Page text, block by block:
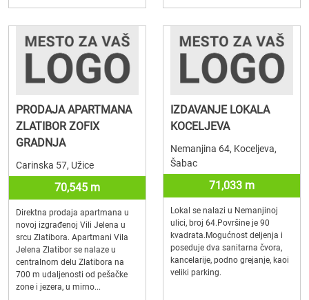
PRODAJA APARTMANA
ZLATIBOR ZOFIX
GRADNJA
Carinska 57, Užice
70,545 m
Direktna prodaja apartmana u
novoj izgrađenoj Vili Jelena u
srcu Zlatibora. Apartmani Vila
Jelena Zlatibor se nalaze u
centralnom delu Zlatibora na
700 m udaljenosti od pešačke
zone i jezera, u mirno...
IZDAVANJE LOKALA
KOCELJEVA
Nemanjina 64, Koceljeva,
Šabac
71,033 m
Lokal se nalazi u Nemanjinoj
ulici, broj 64.Površine je 90
kvadrata.Mogućnost deljenja i
poseduje dva sanitarna čvora,
kancelarije, podno grejanje, kaoi
veliki parking.